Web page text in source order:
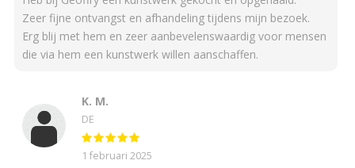
Zeer fijne ontvangst en afhandeling tijdens mijn bezoek.
Erg blij met hem en zeer aanbevelenswaardig voor mensen
die via hem een kunstwerk willen aanschaffen.
K. M.
DE
1 februari 2025